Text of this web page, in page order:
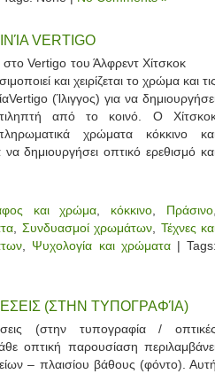
VERTIGO
στο Vertigo του Άλφρεντ
και χειρίζεται το χρώμα και
(Ίλιγγος) για να
από το κοινό. Ο
χρώματα κόκκινο
δημιουργήσει οπτικό ερεθισμό
και χρώμα κόκκινο Πράσινο
Συνδυασμοί χρωμάτων
Τέχνες
Ψυχολογία και χρώματα|
(ΣΤΗΝ ΤΥΠΟΓΡΑΦΊΑ)
(στην τυπογραφία /
παρουσίαση
– πλαισίου βάθους (φόντο).